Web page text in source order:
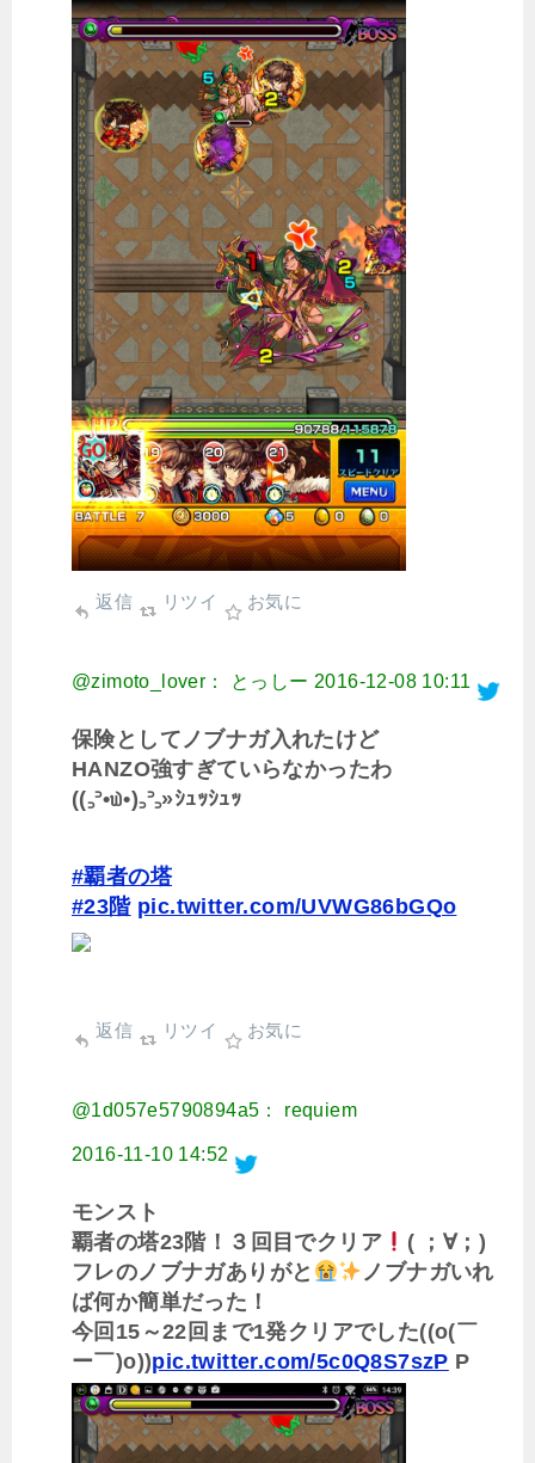
返信 リツイ お気に
@zimoto_lover： とっしー 2016-12-08 10:11
保険としてノブナガ入れたけど
HANZO強すぎていらなかったわ
((꜆꜄•௰•)꜆꜄꜆»ｼｭｯｼｭｯ
#覇者の塔
#23階 pic.twitter.com/UVWG86bGQo
返信 リツイ お気に
@1d057e5790894a5： requiem
2016-11-10 14:52
モンスト
覇者の塔23階！３回目でクリア
( ；∀；)
フレのノブナガありがと
ノブナガいれ
ば何か簡単だった！
今回15～22回まで1発クリアでした((o(￣
ー￣)o))pic.twitter.com/5c0Q8S7szP P